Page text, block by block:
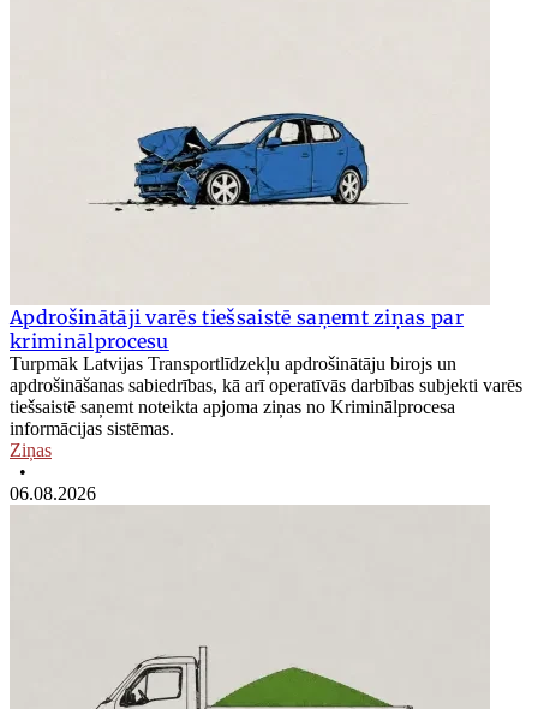
Apdrošinātāji varēs tiešsaistē saņemt ziņas par
kriminālprocesu
Turpmāk Latvijas Transportlīdzekļu apdrošinātāju birojs un
apdrošināšanas sabiedrības, kā arī operatīvās darbības subjekti varēs
tiešsaistē saņemt noteikta apjoma ziņas no Kriminālprocesa
informācijas sistēmas.
Ziņas
•
06.08.2026